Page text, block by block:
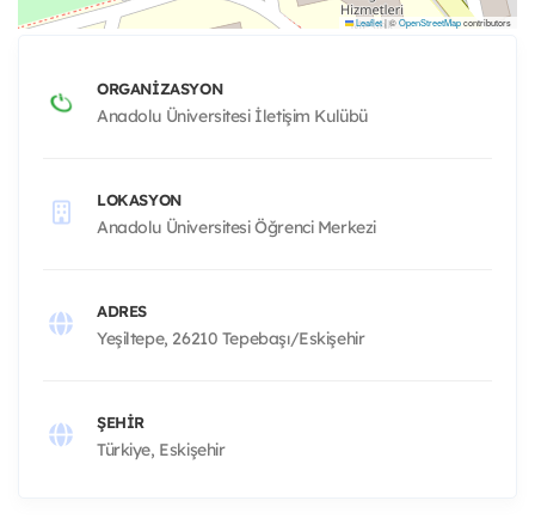
Leaflet|©OpenStreetMapcontributors
ORGANIZASYON
Anadolu Üniversitesi İletişim Kulübü
LOKASYON
Anadolu Üniversitesi Öğrenci Merkezi
ADRES
Yeşiltepe, 26210 Tepebaşı/Eskişehir
ŞEHIR
Türkiye, Eskişehir